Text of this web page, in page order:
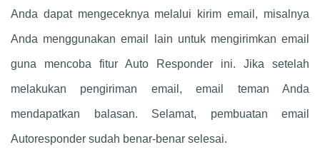
Anda dapat mengeceknya melalui kirim email, misalnya
Anda menggunakan email lain untuk mengirimkan email
guna mencoba fitur Auto Responder ini. Jika setelah
melakukan pengiriman email, email teman Anda
mendapatkan balasan. Selamat, pembuatan email
Autoresponder sudah benar-benar selesai.